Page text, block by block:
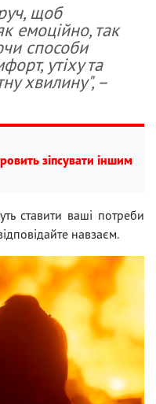
щоб
емоційно, так
способи
утіху та
хвилину", –
зіпсувати іншим
ставити ваші потреби
навзаєм.